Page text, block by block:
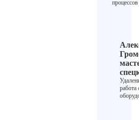
процессов
работа